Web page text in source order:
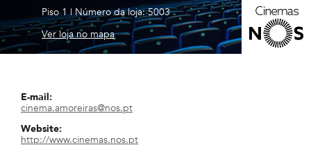
Piso 1|Número da loja: 5003
Ver loja no mapa
E-mail:
cinema.amoreiras@nos.pt
Website:
http://www.cinemas.nos.pt